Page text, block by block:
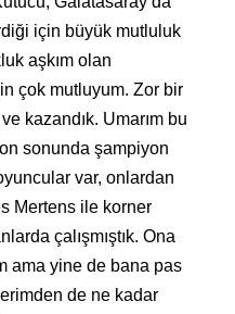
için büyük mutluluk
aşkım olan
çok mutluyum. Zor bir
kazandık. Umarım bu
sonunda şampiyon
var, onlardan
Mertens ile korner
çalışmıştık. Ona
ama yine de bana pas
de ne kadar